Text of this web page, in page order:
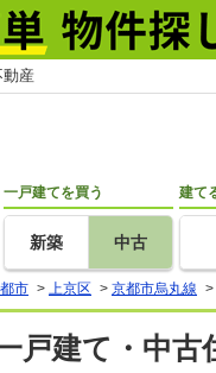
産
一戸建てを買う
新築 中古
建て
市 > 上京区 > 京都市烏丸線 >
戸建て・中古